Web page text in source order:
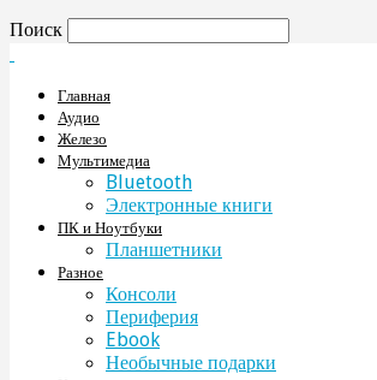
Поиск
Главная
Аудио
Железо
Мультимедиа
Bluetooth
Электронные книги
ПК и Ноутбуки
Планшетники
Разное
Консоли
Периферия
Ebook
Необычные подарки